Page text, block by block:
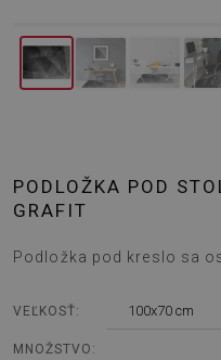
PODLOŽKA POD
GRAFIT
Podložka pod kreslo sa
VEĽKOSŤ: 100x70 cm
MNOŽSTVO: